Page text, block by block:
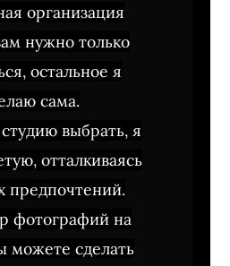
организация
нужно только
остальное я
сама.
выбрать, я
отталкиваясь
предпочтений.
фотографий на
можете сделать